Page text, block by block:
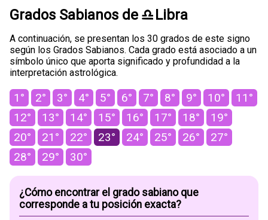
Grados Sabianos de Libra
A continuación, se presentan los 30 grados de este signo
según los Grados Sabianos. Cada grado está asociado a un
símbolo único que aporta significado y profundidad a la
interpretación astrológica.
1° 2° 3° 4° 5° 6° 7° 8° 9° 10°
11°
12°
13° 14° 15° 16° 17° 18°
19°
20°
21° 22° 23° 24° 25° 26°
27°
28°
29° 30°
¿Cómo encontrar el grado sabiano que
corresponde a tu posición exacta?